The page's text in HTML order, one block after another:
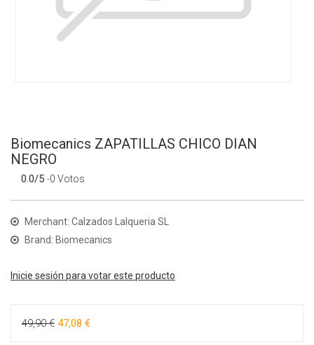
Biomecanics ZAPATILLAS CHICO DIAN
NEGRO
0.0/5 -0 Votos
Merchant: Calzados Lalqueria SL
Brand: Biomecanics
Inicie sesión para votar este producto
49,90 € 47,08 €